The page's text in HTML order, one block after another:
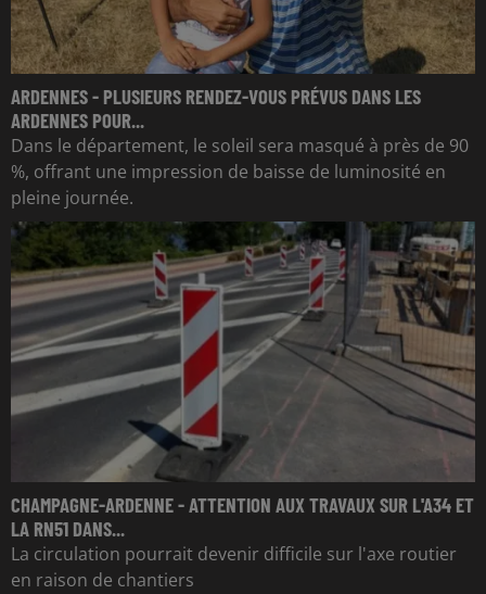
ARDENNES - PLUSIEURS RENDEZ-VOUS PRÉVUS DANS LES
ARDENNES POUR...
Dans le département, le soleil sera masqué à près de 90
%, offrant une impression de baisse de luminosité en
pleine journée.
CHAMPAGNE-ARDENNE - ATTENTION AUX TRAVAUX SUR L'A34 ET
LA RN51 DANS...
La circulation pourrait devenir difficile sur l'axe routier
en raison de chantiers